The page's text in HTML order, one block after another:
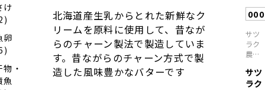
け
卵
物・
魚
北海道産生乳からとれた新鮮なク
リームを原料に使用して、昔なが
らのチャーン製法で製造していま
す。昔ながらのチャーン方式で製
造した風味豊かなバターです
サツ
ラク
農業
組合
サツ
ラク